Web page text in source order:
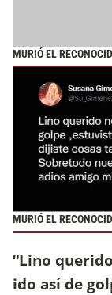
MURIÓ EL
MURIÓ EL
“Lino
ido así de